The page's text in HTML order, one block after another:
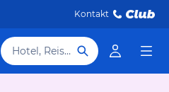
Kontakt
Hotel, Reiseziel